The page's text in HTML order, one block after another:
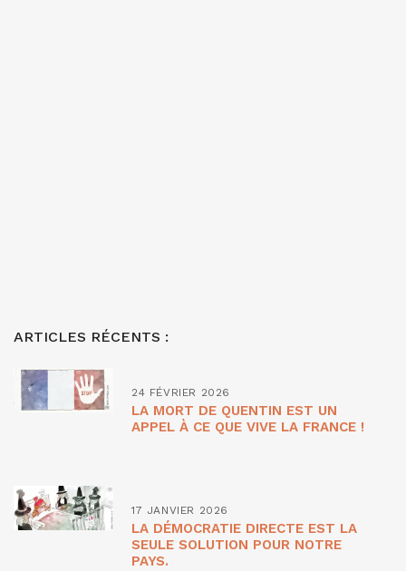
ARTICLES RÉCENTS :
24 FÉVRIER 2026
LA MORT DE QUENTIN EST UN
APPEL À CE QUE VIVE LA FRANCE !
17 JANVIER 2026
LA DÉMOCRATIE DIRECTE EST LA
SEULE SOLUTION POUR NOTRE
PAYS.